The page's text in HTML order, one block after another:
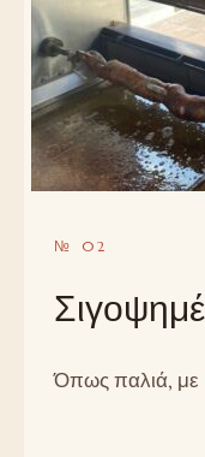
№ 02
Όπως παλιά, με